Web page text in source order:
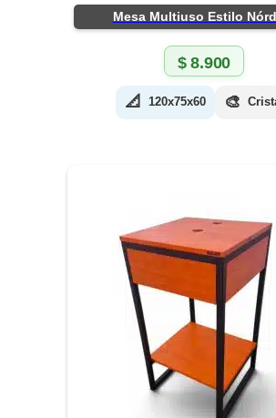
Mesa Multiuso Estilo
$8.900
📐 120x75x60 🎨